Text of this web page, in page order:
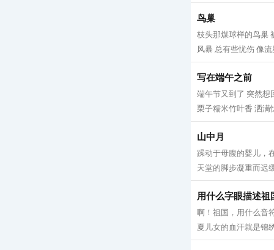
鸟巢
枝头那煤球样的鸟巢
风暴 总有些忧伤 像
写在端午之前
端午节又到了 突然想
栗子糯米竹叶香 洒满
山中月
躁动于母腹的婴儿，
天堂的脚步凝重而迟
用什么字眼描述祖
啊！祖国，用什么音
夏儿女的血汗就是锦